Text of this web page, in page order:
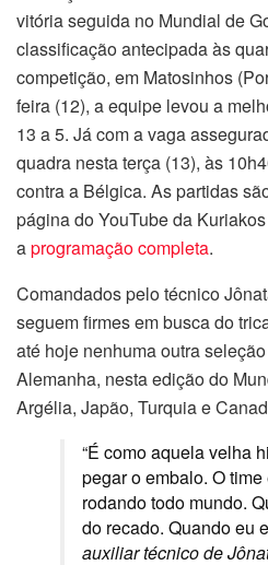
vitória seguida no Mundial de
classificação antecipada às
competição, em Matosinhos
feira (12), a equipe levou a
13 a 5. Já com a vaga
quadra nesta terça (13), às
contra a Bélgica. As partidas
página do YouTube da
aprogramação completa.
Comandados pelo técnico
seguem firmes em busca do
até hoje nenhuma outra
Alemanha, nesta edição do
Argélia, Japão, Turquia e
“É como aquela velha
pegar o embalo. O
rodando todo mundo.
do recado. Quando eu
auxiliar técnico de